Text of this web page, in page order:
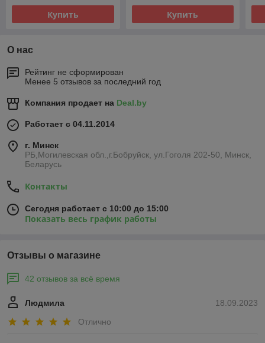
Купить Купить
О нас
Рейтинг не сформирован
Менее 5 отзывов за последний год
Компания продает на Deal.by
Работает с 04.11.2014
г. Минск
РБ,Могилевская обл.,г.Бобруйск, ул.Гоголя 202-50, Минск,
Беларусь
Контакты
Сегодня работает с 10:00 до 15:00
Показать весь график работы
Отзывы о магазине
42 отзывов за всё время
18.09.2023
Людмила
Отлично